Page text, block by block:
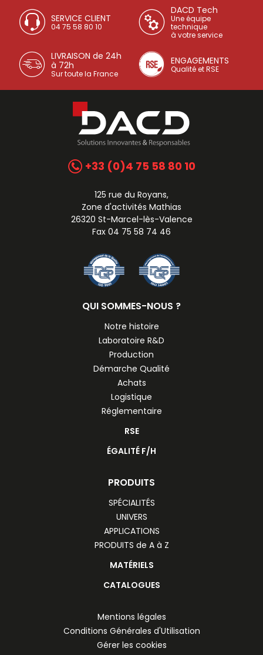
SERVICE CLIENT
04 75 58 80 10
DACD Tech
Une équipe
technique
à votre service
LIVRAISON de 24h
à 72h
Sur toute la France
ENGAGEMENTS
Qualité et RSE
+33 (0)4 75 58 80 10
125 rue du Royans,
Zone d'activités Mathias
26320 St-Marcel-lès-Valence
Fax 04 75 58 74 46
QUI SOMMES-NOUS ?
Notre histoire
Laboratoire R&D
Production
Démarche Qualité
Achats
Logistique
Réglementaire
RSE
ÉGALITÉ F/H
PRODUITS
SPÉCIALITÉS
UNIVERS
APPLICATIONS
PRODUITS de A à Z
MATÉRIELS
CATALOGUES
Mentions légales
Conditions Générales d'Utilisation
Gérer les cookies